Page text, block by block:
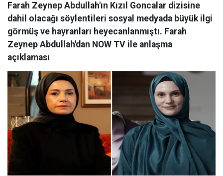
Farah Zeynep Abdullah'ın Kızıl Goncalar dizisine
dahil olacağı söylentileri sosyal medyada büyük ilgi
görmüş ve hayranları heyecanlanmıştı. Farah
Zeynep Abdullah'dan NOW TV ile anlaşma
açıklaması